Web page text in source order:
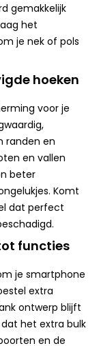
gemakkelijk
het
je nek of pols
hoeken
voor je
randen en
en vallen
beter
Komt
dat perfect
functies
je smartphone
extra
ontwerp blijft
het extra bulk
en de